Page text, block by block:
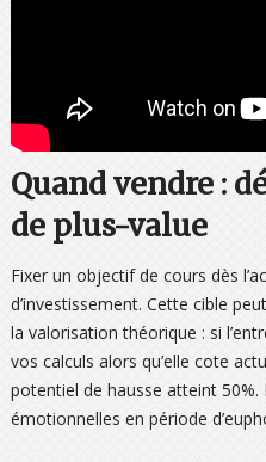
Quand vendre :
de plus-value
Fixer un objectif de cours dès
d’investissement. Cette cible
la valorisation théorique : si
vos calculs alors qu’elle cote
potentiel de hausse atteint
émotionnelles en période